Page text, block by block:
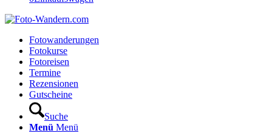
Fotowanderungen
Fotokurse
Fotoreisen
Termine
Rezensionen
Gutscheine
Suche
Menü Menü